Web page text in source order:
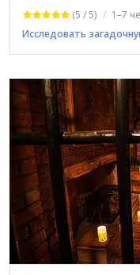
(5 / 5) 1–7
Исследовать